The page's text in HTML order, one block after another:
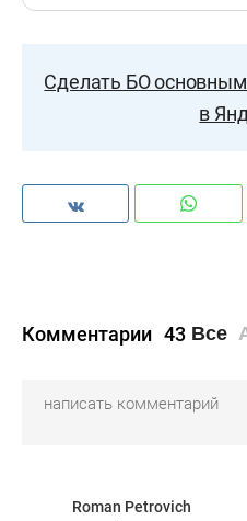
Сделать БО
в
Комментарии 43 Все
Roman Petrovich